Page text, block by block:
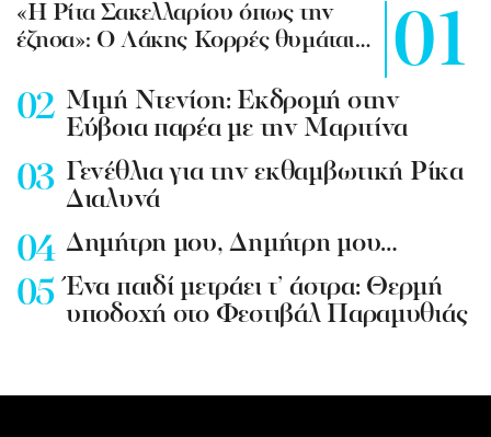
«Η Ρίτα Σακελλαρίου όπως την
έζησα»: Ο Λάκης Κορρές θυμάται…
Mιμή Ντενίση: Εκδρομή στην
Εύβοια παρέα με την Μαριτίνα
Γενέθλια για την εκθαμβωτική Ρίκα
Διαλυνά
Δημήτρη μου, Δημήτρη μου…
Ένα παιδί μετράει τ’ άστρα: Θερμή
υποδοχή στο Φεστιβάλ Παραμυθιάς